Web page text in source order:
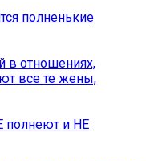
полненькие
в отношениях,
все те жены,
полнеют и НЕ